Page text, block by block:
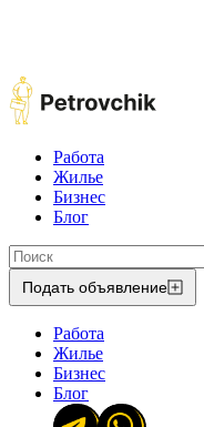
Работа
Жилье
Бизнес
Блог
Подать объявление
Работа
Жилье
Бизнес
Блог